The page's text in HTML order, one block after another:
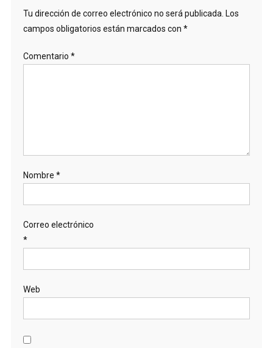
Tu dirección de correo electrónico no será publicada. Los
campos obligatorios están marcados con *
Comentario *
Nombre *
Correo electrónico
*
Web